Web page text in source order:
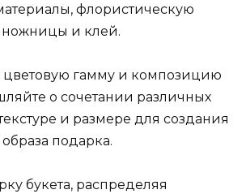
флористическую
ножницы и клей.
цветовую гамму и композицию
о сочетании различных
и размере для создания
подарка.
букета, распределяя